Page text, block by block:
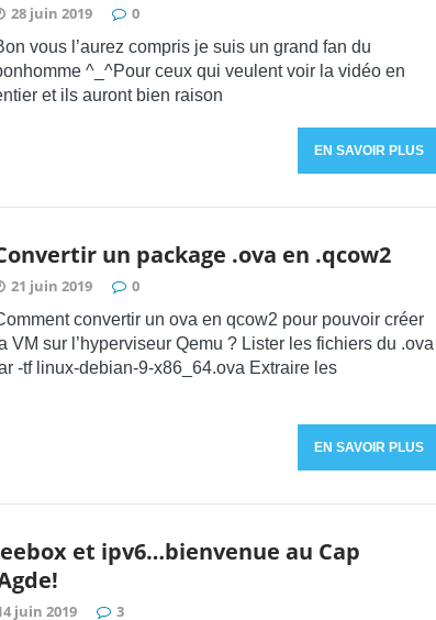
28 juin 2019 0
vous l’aurez compris je suis un grand fan du
^_^Pour ceux qui veulent voir la vidéo en
et ils auront bien raison
EN SAVOIR PLUS
un package .ova en .qcow2
21 juin 2019 0
convertir un ova en qcow2 pour pouvoir créer
VM sur l’hyperviseur Qemu ? Lister les fichiers du .ova
-tf linux-debian-9-x86_64.ova Extraire les
EN SAVOIR PLUS
et ipv6…bienvenue au Cap
juin 2019 3